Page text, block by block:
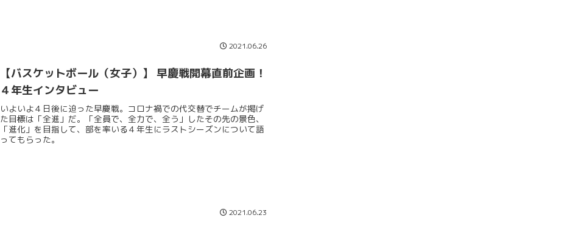
2021.06.26
【バスケットボール（女子）】 早慶戦開幕直前企画！
４年生インタビュー
いよいよ４日後に迫った早慶戦。コロナ禍での代交替でチームが掲げ
た目標は「全進」だ。「全員で、全力で、全う」したその先の景色、
「進化」を目指して、部を率いる４年生にラストシーズンについて語
ってもらった。
2021.06.23